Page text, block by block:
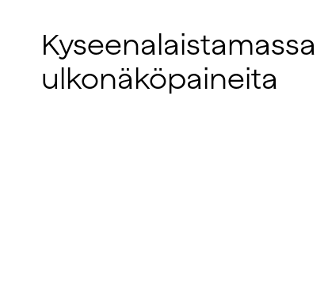
Kyseenalaistamassa
ulkonäköpaineita